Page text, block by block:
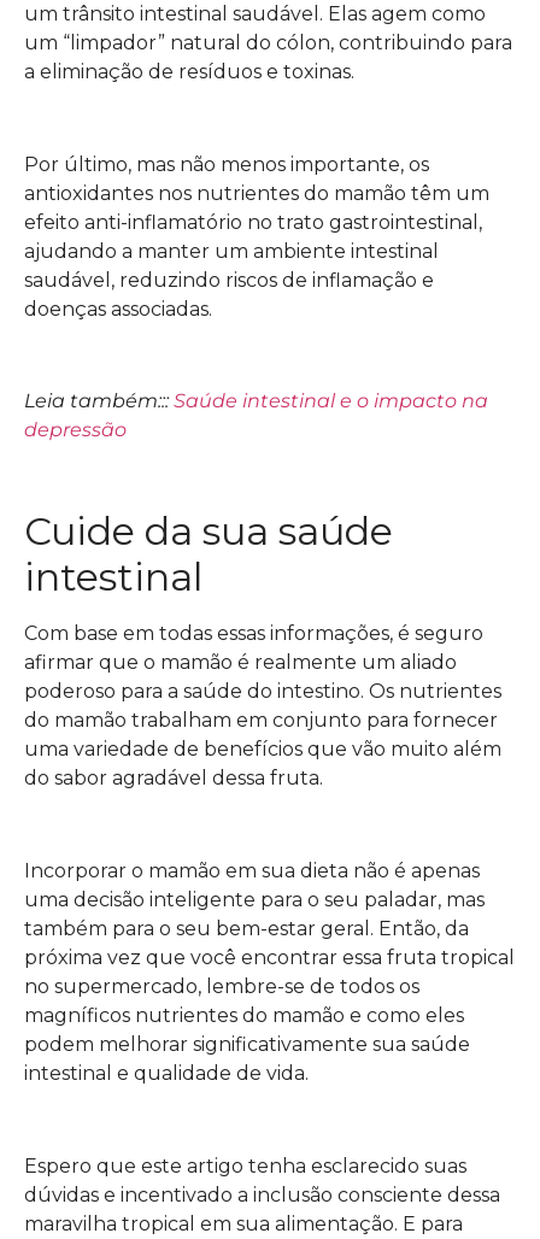
um trânsito intestinal saudável. Elas agem como
um “limpador” natural do cólon, contribuindo para
a eliminação de resíduos e toxinas.
Por último, mas não menos importante, os
antioxidantes nos nutrientes do mamão têm um
efeito anti-inflamatório no trato gastrointestinal,
ajudando a manter um ambiente intestinal
saudável, reduzindo riscos de inflamação e
doenças associadas.
Leia também:::Saúde intestinal e o impacto na
depressão
Cuide da sua saúde
intestinal
Com base em todas essas informações, é seguro
afirmar que o mamão é realmente um aliado
poderoso para a saúde do intestino. Os nutrientes
do mamão trabalham em conjunto para fornecer
uma variedade de benefícios que vão muito além
do sabor agradável dessa fruta.
Incorporar o mamão em sua dieta não é apenas
uma decisão inteligente para o seu paladar, mas
também para o seu bem-estar geral. Então, da
próxima vez que você encontrar essa fruta tropical
no supermercado, lembre-se de todos os
magníficos nutrientes do mamão e como eles
podem melhorar significativamente sua saúde
intestinal e qualidade de vida.
Espero que este artigo tenha esclarecido suas
dúvidas e incentivado a inclusão consciente dessa
maravilha tropical em sua alimentação. E para